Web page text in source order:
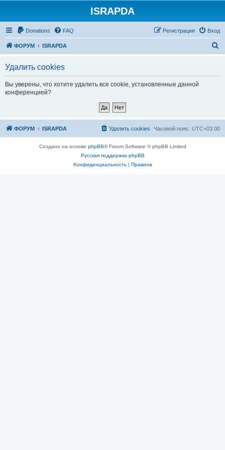
ISRAPDA
Donations FAQ Вход
Регистрация
ФОРУМ ISRAPDA
Удалить cookies
Вы уверены, что хотите удалить все cookie, установленные данной
конференцией?
ФОРУМ ISRAPDA Часовой пояс: UTC+03:00
Удалить cookies
Создано на основе phpBB® Forum Software © phpBB Limited
Русская поддержка phpBB
Конфиденциальность| Правила